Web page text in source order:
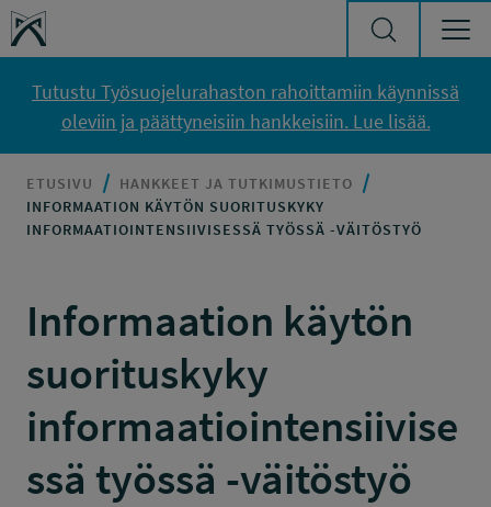
Siirry sisältöön
Työsuojelurahasto
Tutustu Työsuojelurahaston rahoittamiin käynnissä
oleviin ja päättyneisiin hankkeisiin. Lue lisää.
ETUSIVU
HANKKEET JA TUTKIMUSTIETO
INFORMAATION KÄYTÖN SUORITUSKYKY
INFORMAATIOINTENSIIVISESSÄ TYÖSSÄ -VÄITÖSTYÖ
Informaation käytön
suorituskyky
informaatiointensiivise
ssä työssä -väitöstyö